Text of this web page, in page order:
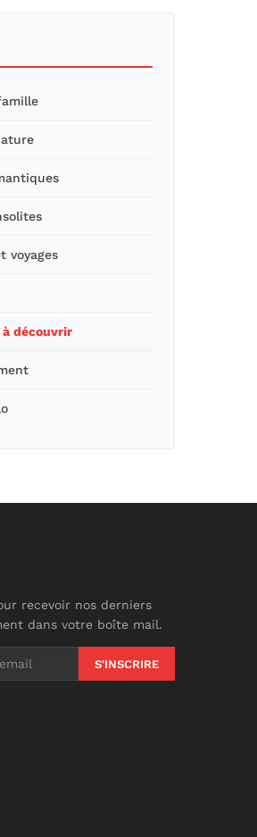
voyages
découvrir
recevoir nos derniers
dans votre boîte mail.
S'INSCRIRE